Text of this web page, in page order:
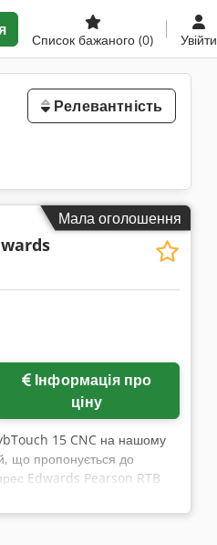
Список бажаного (0) Увійти
Релевантність
Мала оголошення
ціну
15 CNC на нашому
що пропонується до
Edwards Pearson RTB
15, яка підтримує
Cybelec доступне Задній
комплекті повний